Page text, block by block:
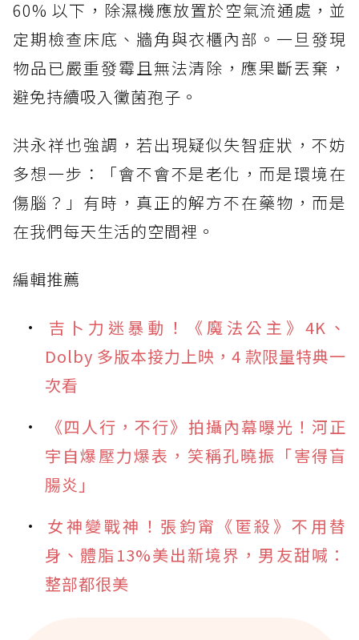
60% 以下，除濕機應放置於空氣流通處，並
定期檢查床底、牆角與衣櫃內部。一旦發現
物品已嚴重發霉且無法清除，應果斷丟棄，
避免持續吸入黴菌孢子。
洪永祥也強調，若出現疑似失智症狀，不妨
多想一步：「會不會不是老化，而是環境在
傷腦？」有時，真正的解方不在藥物，而是
在我們每天生活的空間裡。
編輯推薦
吉卜力迷暴動！《魔法公主》4K、
Dolby 多版本接力上映，4 款限量特典一
次看
《四人行，不行》拍攝內幕曝光！河正
宇自爆壓力爆表，笑稱孔曉振「害得盲
腸炎」
女神變戰神！張鈞甯《匿殺》不用替
身、體脂13%美出新境界，男友甜喊：
整部都很美